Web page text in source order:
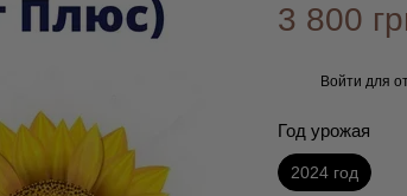
3 800
Войти для
Год урожая
2024 год